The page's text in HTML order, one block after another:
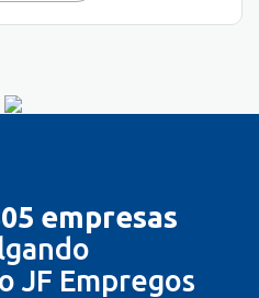
empresas
JF Empregos